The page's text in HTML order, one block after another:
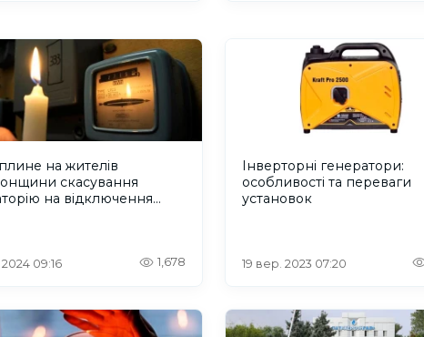
на жителів
скасування
на відключення
2024 09:16 1,678
Інверторні генератори:
особливості та переваги
установок
19 вер. 2023 07:20